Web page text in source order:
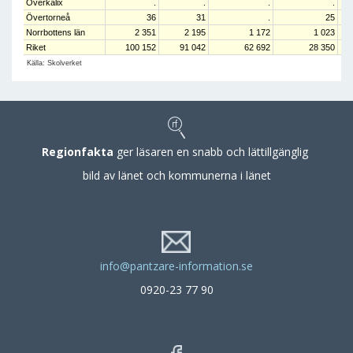
Överkalix
Övertorneå
36 31
25
Norrbottens län
2 351 2 195 1 172
1 023
Riket
100 152 91 042 62 692 28 350
Källa: Skolverket
Regionfakta ger läsaren en snabb och lättillgänglig
bild av länet och kommunerna i länet
info@pantzare-information.se
0920-23 77 90